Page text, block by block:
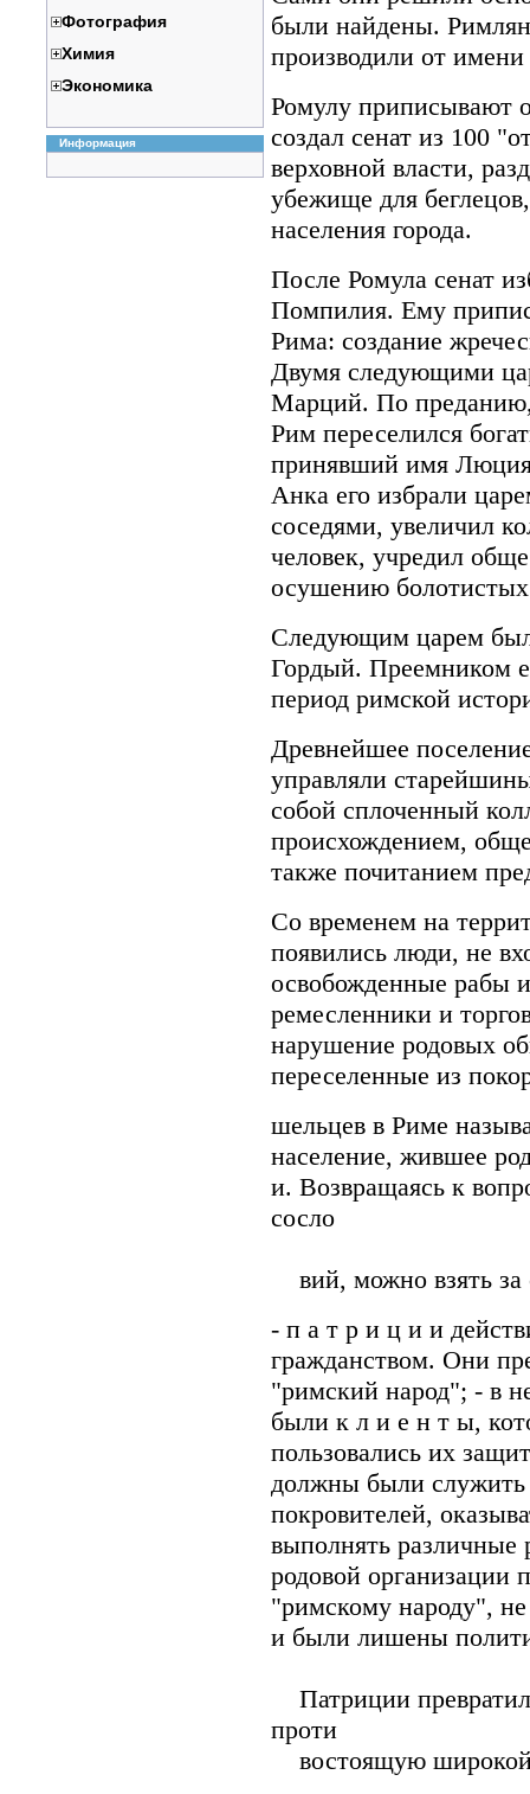
Фотография
Химия
Экономика
Информация
были найдены.
производили от
Ромулу приписывают
создал сенат из 100
верховной власти,
убежище для
населения города.
После Ромула сенат
Помпилия. Ему
Рима: создание
Двумя следующими
Марций. По
Рим переселился
принявший имя
Анка его избрали
соседями, увеличил
человек, учредил
осушению болотистых
Следующим царем
Гордый. Преемником
период римской
Древнейшее
управляли
собой сплоченный
происхождением,
также почитанием
Со временем на
появились люди, не
освобожденные рабы
ремесленники и
нарушение родовых
переселенные из
шельцев в Риме
население, жившее
и. Возвращаясь к
сосло
вий, можно взять за
- п а т р и ц и и
гражданством. Они
"римский народ"; - в
были к л и е н т ы,
пользовались их
должны были служить
покровителей,
выполнять различные
родовой организации
"римскому народу",
и были лишены
Патриции
проти
востоящую широкой